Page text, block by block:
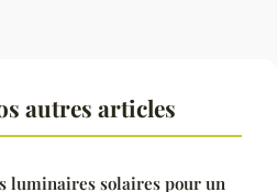
autres articles
luminaires solaires pour un